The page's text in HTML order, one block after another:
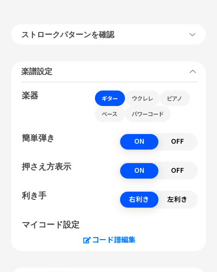
ストロークパターンを確認
楽譜設定
楽器 ギター ウクレレ ピアノ
ベース パワーコード
簡単弾き ON OFF
押さえ方表示 ON OFF
利き手 右利き 左利き
マイコード設定
コード譜編集